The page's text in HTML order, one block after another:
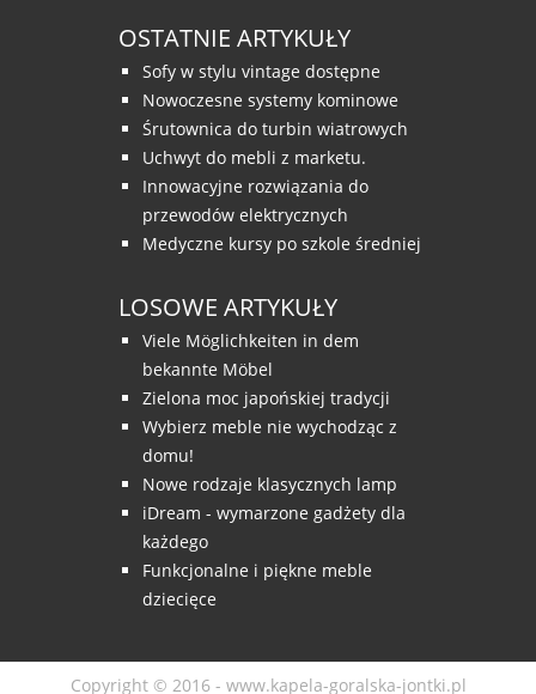
OSTATNIE ARTYKUŁY
Sofy w stylu vintage dostępne
Nowoczesne systemy kominowe
Śrutownica do turbin wiatrowych
Uchwyt do mebli z marketu.
Innowacyjne rozwiązania do
przewodów elektrycznych
Medyczne kursy po szkole średniej
LOSOWE ARTYKUŁY
Viele Möglichkeiten in dem
bekannte Möbel
Zielona moc japońskiej tradycji
Wybierz meble nie wychodząc z
domu!
Nowe rodzaje klasycznych lamp
iDream - wymarzone gadżety dla
każdego
Funkcjonalne i piękne meble
dziecięce
Copyright © 2016 - www.kapela-goralska-jontki.pl